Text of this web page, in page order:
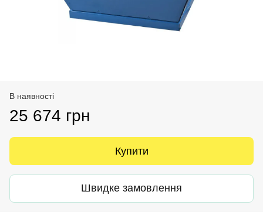
В наявності
25 674 грн
Купити
Швидке замовлення